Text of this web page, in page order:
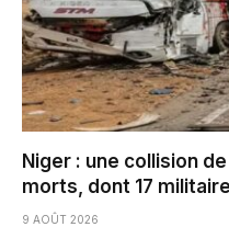
Niger : une collision
morts, dont 17
9 AOÛT 2026